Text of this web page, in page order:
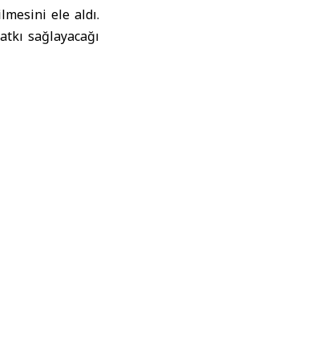
ele aldı.
sağlayacağı